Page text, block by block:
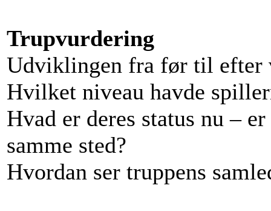
Trupvurdering
Udviklingen fra før til efter
Hvilket niveau havde
Hvad er deres status nu –
samme sted?
Hvordan ser truppens